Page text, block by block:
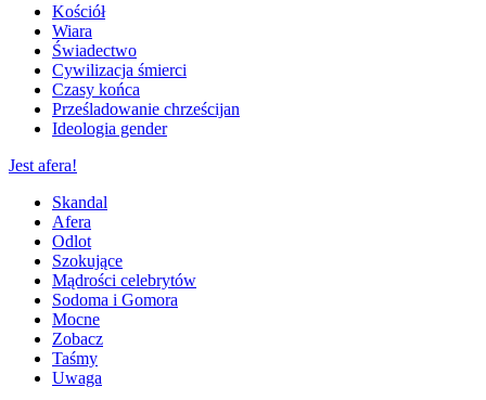
Kościół
Wiara
Świadectwo
Cywilizacja śmierci
Czasy końca
Prześladowanie chrześcijan
Ideologia gender
Jest afera!
Skandal
Afera
Odlot
Szokujące
Mądrości celebrytów
Sodoma i Gomora
Mocne
Zobacz
Taśmy
Uwaga